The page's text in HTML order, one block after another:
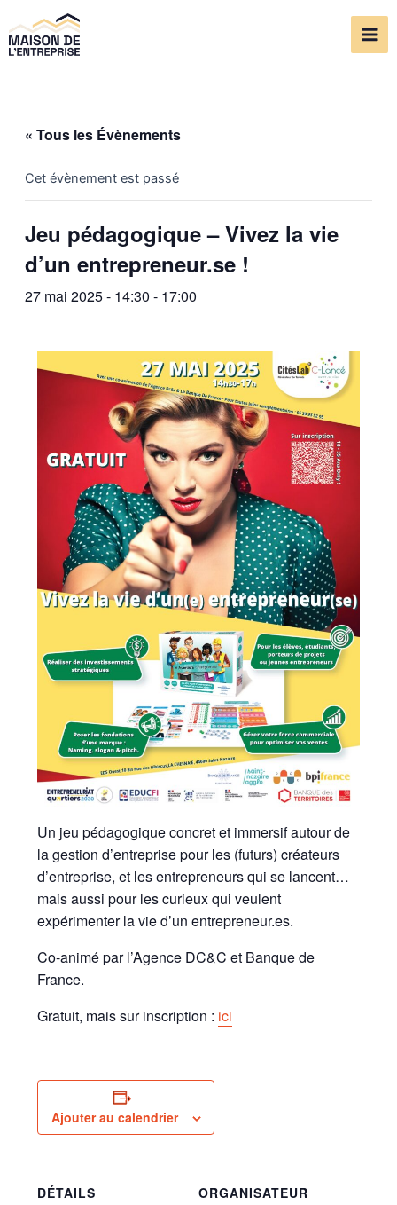
au
contenu
« Tous les Évènements
Cet évènement est passé
Jeu pédagogique – Vivez la vie
d’un entrepreneur.se !
27 mai 2025 - 14:30 - 17:00
Un jeu pédagogique concret et immersif autour de
la gestion d’entreprise pour les (futurs) créateurs
d’entreprise, et les entrepreneurs qui se lancent…
mais aussi pour les curieux qui veulent
expérimenter la vie d’un entrepreneur.es.
Co-animé par l’Agence DC&C et Banque de
France.
Gratuit, mais sur inscription : ici
Ajouter au calendrier
DÉTAILS
ORGANISATEUR